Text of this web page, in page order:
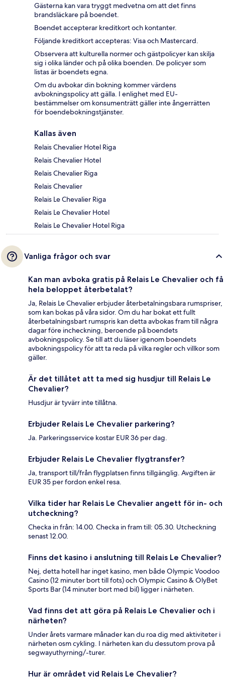
Gästerna kan vara tryggt medvetna om att det finns
brandsläckare på boendet.
Boendet accepterar kreditkort och kontanter.
Följande kreditkort accepteras: Visa och Mastercard.
Observera att kulturella normer och gästpolicyer kan skilja
sig i olika länder och på olika boenden. De policyer som
listas är boendets egna.
Om du avbokar din bokning kommer värdens
avbokningspolicy att gälla. I enlighet med EU-
bestämmelser om konsumenträtt gäller inte ångerrätten
för boendebokningstjänster.
Kallas även
Relais Chevalier Hotel Riga
Relais Chevalier Hotel
Relais Chevalier Riga
Relais Chevalier
Relais Le Chevalier Riga
Relais Le Chevalier Hotel
Relais Le Chevalier Hotel Riga
Vanliga frågor och svar
Kan man avboka gratis på Relais Le Chevalier och få
hela beloppet återbetalat?
Ja, Relais Le Chevalier erbjuder återbetalningsbara rumspriser,
som kan bokas på våra sidor. Om du har bokat ett fullt
återbetalningsbart rumspris kan detta avbokas fram till några
dagar före incheckning, beroende på boendets
avbokningspolicy. Se till att du läser igenom boendets
avbokningspolicy för att ta reda på vilka regler och villkor som
gäller.
Är det tillåtet att ta med sig husdjur till Relais Le
Chevalier?
Husdjur är tyvärr inte tillåtna.
Erbjuder Relais Le Chevalier parkering?
Ja. Parkeringsservice kostar EUR 36 per dag.
Erbjuder Relais Le Chevalier flygtransfer?
Ja, transport till/från flygplatsen finns tillgänglig. Avgiften är
EUR 35 per fordon enkel resa.
Vilka tider har Relais Le Chevalier angett för in- och
utcheckning?
Checka in från: 14.00. Checka in fram till: 05.30. Utcheckning
senast 12.00.
Finns det kasino i anslutning till Relais Le Chevalier?
Nej, detta hotell har inget kasino, men både Olympic Voodoo
Casino (12 minuter bort till fots) och Olympic Casino & OlyBet
Sports Bar (14 minuter bort med bil) ligger i närheten.
Vad finns det att göra på Relais Le Chevalier och i
närheten?
Under årets varmare månader kan du roa dig med aktiviteter i
närheten osm cykling. I närheten kan du dessutom prova på
segwayuthyrning/-turer.
Hur är området vid Relais Le Chevalier?